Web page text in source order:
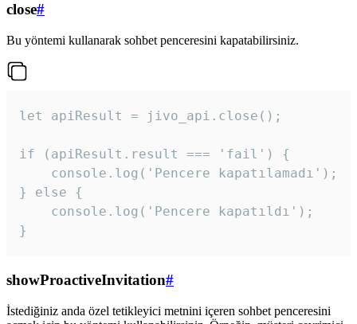
close#
Bu yöntemi kullanarak sohbet penceresini kapatabilirsiniz.
let apiResult = jivo_api.close();
if (apiResult.result === 'fail') {
    console.log('Pencere kapatılamadı');
} else {
    console.log('Pencere kapatıldı');
}
showProactiveInvitation#
İstediğiniz anda özel tetikleyici metnini içeren sohbet penceresini